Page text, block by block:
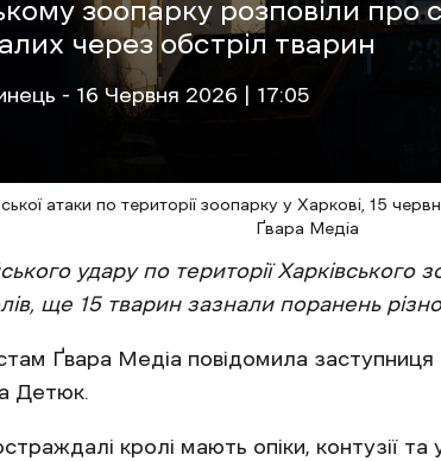
зоопарку розповіли про
через обстріл тварин
- 16 Червня 2026 | 17:05
атаки по території зоопарку у Харкові, 15
Ґвара Медіа
удару по території Харківського
ще 15 тварин зазнали поранень
Ґвара Медіа повідомила заступниця
Детюк.
кролі мають опіки, контузії